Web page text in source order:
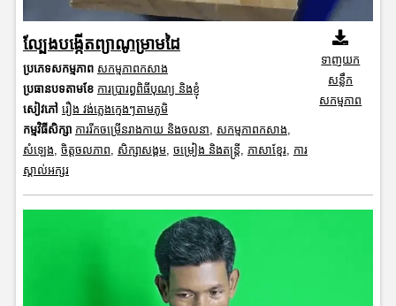
ល្បែងបង្កើតព្យាណូម្រាមដៃ
ប្រភេទសកម្មភាព សកម្មភាពកសាង
ប្រធានបទតាមខែ ការប្រារព្ធពិធីបុណ្យ និងខ្ញុំ
សៀវភៅ រឿង វង់ភ្លេងក្មេងៗតាមភូមិ
កម្មវិធីសិក្សា ការរីកចម្រើនរាងកាយ និងចលនា សកម្មភាពកសាង
សំឡេង ចិត្តចលភាព សិក្សាសង្គម, ចម្រៀង និងតន្ត្រី ភាសាខ្មែរ, ការ
ស្គាល់អក្សរ
ទាញយក
សន្លឹក
សកម្មភាព